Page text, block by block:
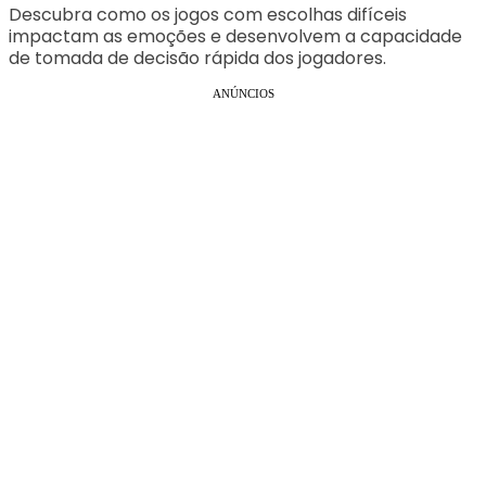
Descubra como os jogos com escolhas difíceis
impactam as emoções e desenvolvem a capacidade
de tomada de decisão rápida dos jogadores.
ANÚNCIOS